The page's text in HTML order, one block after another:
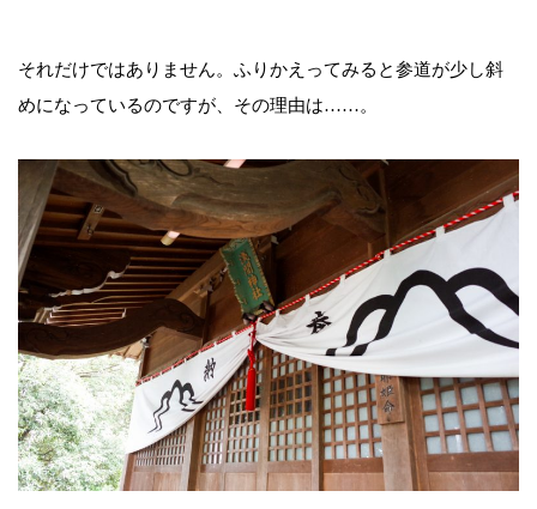
それだけではありません。ふりかえってみると参道が少し斜
めになっているのですが、その理由は……。